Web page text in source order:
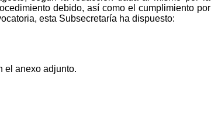
debido, así como el cumplimiento por
esta Subsecretaría ha dispuesto:
el anexo adjunto.